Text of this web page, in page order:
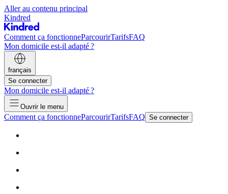
Aller au contenu principal
Kindred
Comment ça fonctionneParcourirTarifsFAQ
Mon domicile est-il adapté ?
français
Se connecter
Mon domicile est-il adapté ?
Ouvrir le menu
Comment ça fonctionneParcourirTarifsFAQ Se connecter